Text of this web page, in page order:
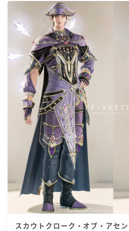
スカウトクローク・オブ・アセ